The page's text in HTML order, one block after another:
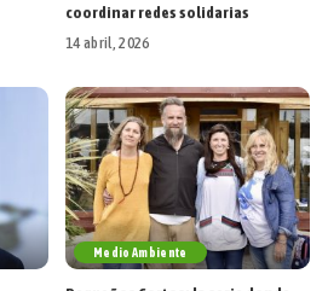
coordinar redes solidarias
14 abril, 2026
Medio Ambiente